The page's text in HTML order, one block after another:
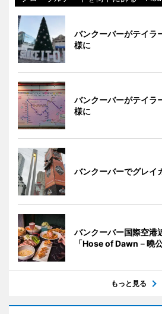
バンクーバーがテイラ
様に
バンクーバーがテイラ
様に
バンクーバーでグレイ
バンクーバー国際空港
「Hose of Dawn－曉公
もっと見る